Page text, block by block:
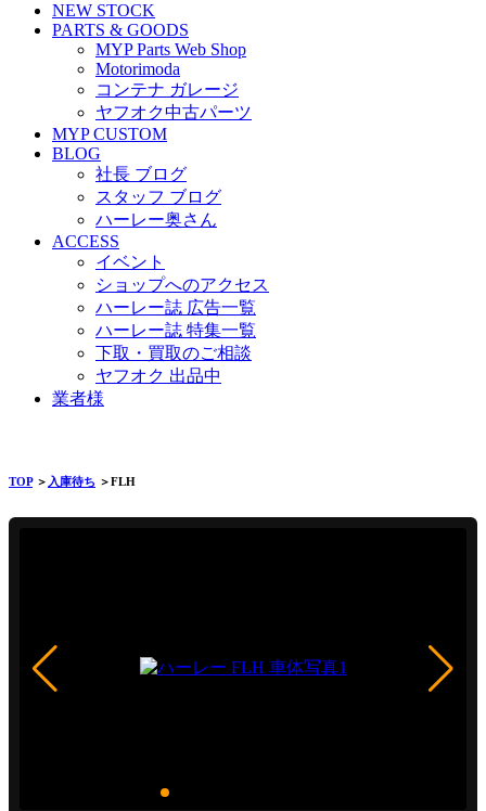
NEW STOCK
PARTS & GOODS
MYP Parts Web Shop
Motorimoda
コンテナ ガレージ
ヤフオク中古パーツ
MYP CUSTOM
BLOG
社長 ブログ
スタッフ ブログ
ハーレー奥さん
ACCESS
イベント
ショップへのアクセス
ハーレー誌 広告一覧
ハーレー誌 特集一覧
下取・買取のご相談
ヤフオク 出品中
業者様
TOP＞ 入庫待ち ＞FLH